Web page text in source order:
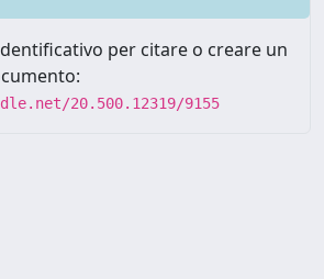
per citare o creare un
20.500.12319/9155